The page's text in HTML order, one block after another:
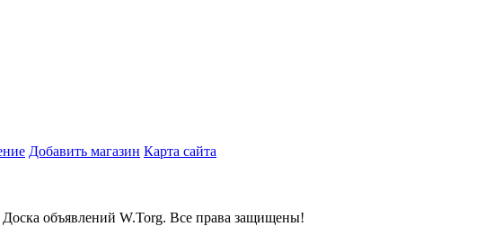
Добавить магазин Карта сайта
объявлений W.Torg. Все права защищены!